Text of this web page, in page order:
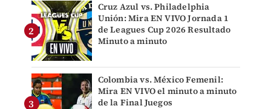
Cruz Azul vs. Philadelphia
Unión: Mira EN VIVO Jornada 1
de Leagues Cup 2026 Resultado
Minuto a minuto
Colombia vs. México Femenil:
Mira EN VIVO el minuto a minuto
de la Final Juegos